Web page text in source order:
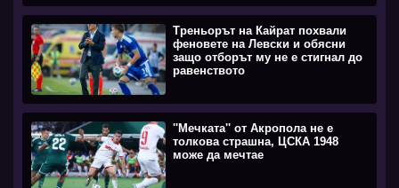
Треньорът на Кайрат похвали
феновете на Левски и обясни
защо отборът му не е стигнал до
равенството
''Мечката'' от Акропола не е
толкова страшна, ЦСКА 1948
може да мечтае